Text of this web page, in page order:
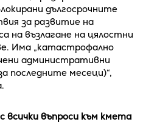
дългосрочните
за развитие на
на възлагане на цялостни
Има „катастрофално
административни
последните месеци)“,
всички въпроси към кмета